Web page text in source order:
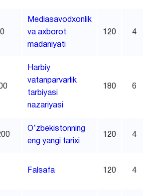
Mediasavodxonlik
va axborot
madaniyati
120 4
Harbiy
vatanparvarlik
tarbiyasi
nazariyasi
180 6
O‘zbekistonning
eng yangi tarixi
120 4
Falsafa 120 4